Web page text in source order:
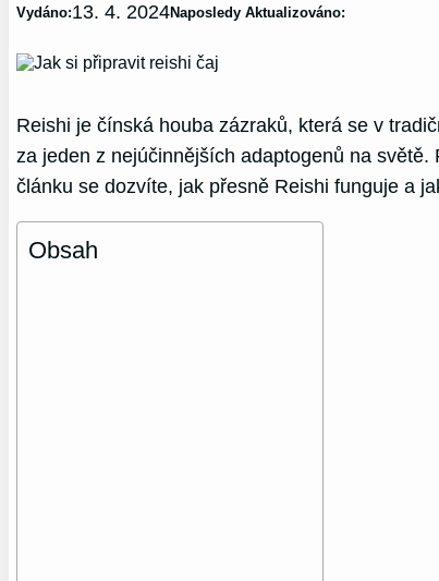
Vydáno:13. 4. 2024Naposledy Aktualizováno:
Reishi je čínská houba zázraků, která se v
za jeden z nejúčinnějších adaptogenů na
článku se dozvíte, jak přesně Reishi funguje a
Obsah